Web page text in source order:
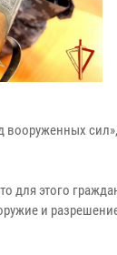
вооруженных
для этого
и